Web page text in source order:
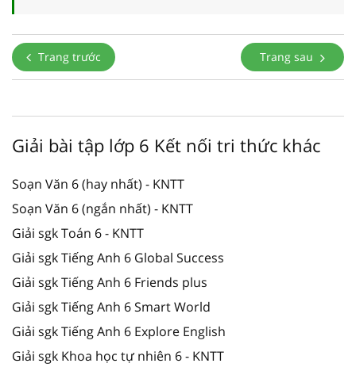
Trang trước Trang sau
Giải bài tập lớp 6 Kết nối tri thức khác
Soạn Văn 6 (hay nhất) - KNTT
Soạn Văn 6 (ngắn nhất) - KNTT
Giải sgk Toán 6 - KNTT
Giải sgk Tiếng Anh 6 Global Success
Giải sgk Tiếng Anh 6 Friends plus
Giải sgk Tiếng Anh 6 Smart World
Giải sgk Tiếng Anh 6 Explore English
Giải sgk Khoa học tự nhiên 6 - KNTT